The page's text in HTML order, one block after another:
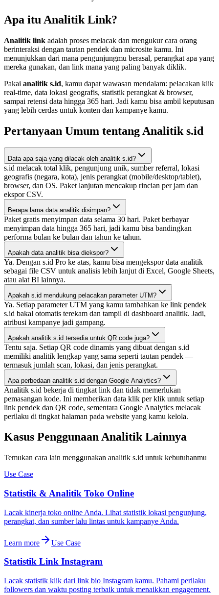
Apa itu Analitik Link?
Analitik link adalah proses melacak dan mengukur cara orang
berinteraksi dengan tautan pendek dan microsite kamu. Ini
menunjukkan dari mana pengunjungmu berasal, perangkat apa yang
mereka gunakan, dan link mana yang paling banyak diklik.
Pakai analitik s.id, kamu dapat wawasan mendalam: pelacakan klik
real-time, data lokasi geografis, statistik perangkat & browser,
sampai retensi data hingga 365 hari. Jadi kamu bisa ambil keputusan
yang lebih cerdas untuk konten dan kampanye kamu.
Pertanyaan Umum tentang Analitik s.id
Data apa saja yang dilacak oleh analitik s.id?
s.id melacak total klik, pengunjung unik, sumber referral, lokasi
geografis (negara, kota), jenis perangkat (mobile/desktop/tablet),
browser, dan OS. Paket lanjutan mencakup rincian per jam dan
ekspor CSV.
Berapa lama data analitik disimpan?
Paket gratis menyimpan data selama 30 hari. Paket berbayar
menyimpan data hingga 365 hari, jadi kamu bisa bandingkan
performa bulan ke bulan dan tahun ke tahun.
Apakah data analitik bisa diekspor?
Ya. Dengan s.id Pro ke atas, kamu bisa mengekspor data analitik
sebagai file CSV untuk analisis lebih lanjut di Excel, Google Sheets,
atau alat BI lainnya.
Apakah s.id mendukung pelacakan parameter UTM?
Ya. Setiap parameter UTM yang kamu tambahkan ke link pendek
s.id bakal otomatis terekam dan tampil di dashboard analitik. Jadi,
atribusi kampanye jadi gampang.
Apakah analitik s.id tersedia untuk QR code juga?
Tentu saja. Setiap QR code dinamis yang dibuat dengan s.id
memiliki analitik lengkap yang sama seperti tautan pendek —
termasuk jumlah scan, lokasi, dan jenis perangkat.
Apa perbedaan analitik s.id dengan Google Analytics?
Analitik s.id bekerja di tingkat link dan tidak memerlukan
pemasangan kode. Ini memberikan data klik per klik untuk setiap
link pendek dan QR code, sementara Google Analytics melacak
perilaku di tingkat halaman pada website yang kamu kelola.
Kasus Penggunaan Analitik Lainnya
Temukan cara lain menggunakan analitik s.id untuk kebutuhanmu
Use Case
Statistik & Analitik Toko Online
Lacak kinerja toko online Anda. Lihat statistik lokasi pengunjung,
perangkat, dan sumber lalu lintas untuk kampanye Anda.
Learn more Use Case
Statistik Link Instagram
Lacak statistik klik dari link bio Instagram kamu. Pahami perilaku
followers dan waktu posting terbaik untuk menaikkan engagement.